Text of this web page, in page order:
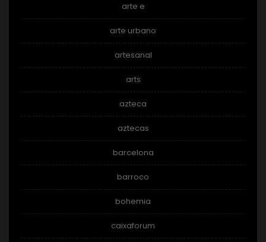
arte e
arte urbano
artesanal
arts
azteca
aztecas
barcelona
barroco
bohemia
caixaforum